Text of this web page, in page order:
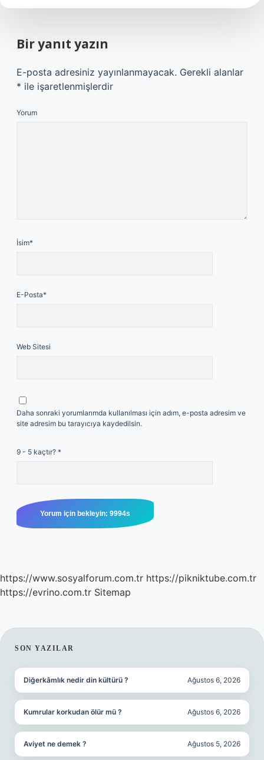
Bir yanıt yazın
E-posta adresiniz yayınlanmayacak. Gerekli alanlar
* ile işaretlenmişlerdir
Yorum
İsim*
E-Posta*
Web Sitesi
Daha sonraki yorumlarımda kullanılması için adım, e-posta adresim ve
site adresim bu tarayıcıya kaydedilsin.
9 - 5 kaçtır? *
https://www.sosyalforum.com.tr https://pikniktube.com.tr
https://evrino.com.tr Sitemap
SIDEBAR
SON YAZILAR
Diğerkâmlık nedir din kültürü ? Ağustos 6, 2026
Kumrular korkudan ölür mü ? Ağustos 6, 2026
Aviyet ne demek ? Ağustos 5, 2026